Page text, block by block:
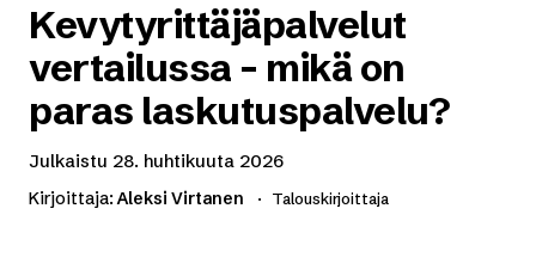
Kevytyrittäjäpalvelut
vertailussa – mikä on
paras laskutuspalvelu?
Julkaistu 28. huhtikuuta 2026
Kirjoittaja:Aleksi Virtanen Talouskirjoittaja